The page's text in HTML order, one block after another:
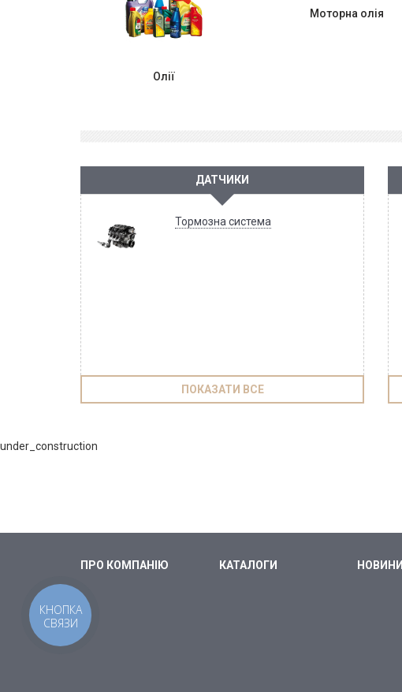
Олії
Моторна олія
ДАТЧИКИ
Тормозна система
ПОКАЗАТИ ВСЕ
under_construction
ПРО КОМПАНІЮ КАТАЛОГИ НОВИНИ
КНОПКА
СВЯЗИ